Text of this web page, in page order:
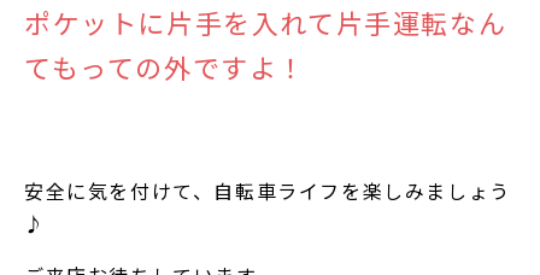
ポケットに片手を入れて片手運転なん
てもっての外ですよ！
安全に気を付けて、自転車ライフを楽しみましょう
♪